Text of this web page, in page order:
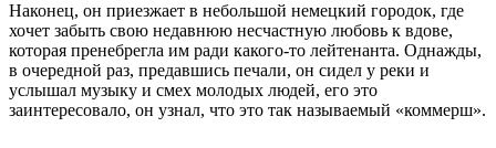
Наконец, он приезжает в небольшой немецкий городок, где
хочет забыть свою недавнюю несчастную любовь к вдове,
которая пренебрегла им ради какого-то лейтенанта. Однажды,
в очередной раз, предавшись печали, он сидел у реки и
услышал музыку и смех молодых людей, его это
заинтересовало, он узнал, что это так называемый «коммерш».